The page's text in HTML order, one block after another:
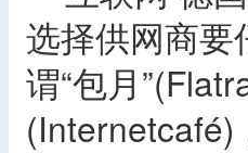
选择供网商要
谓“包月